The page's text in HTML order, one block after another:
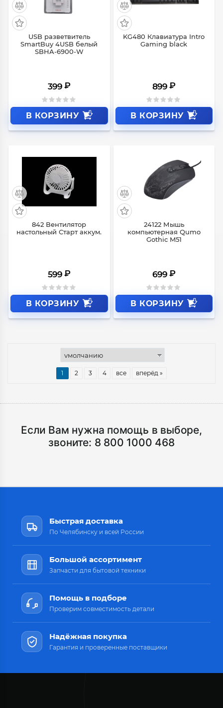
USB разветвитель
SmartBuy 4USB белый
SBHA-6900-W
399 ₽
В КОРЗИНУ
KG480 Клавиатура Intro
Gaming black
899 ₽
В КОРЗИНУ
842 Вентилятор
настольный Старт аккум.
599 ₽
В КОРЗИНУ
24122 Мышь
компьютерная Qumo
Gothic M51
699 ₽
В КОРЗИНУ
1 2 3 4 все вперёд »
Если Вам нужна помощь в выборе,
звоните: 8 800 1000 468
Быстрая доставка
По Челябинску и всей России
Большой ассортимент
Запчасти для бытовой техники
Помощь в подборе
Проверим совместимость детали
Надёжная покупка
Гарантия и проверенные поставщики